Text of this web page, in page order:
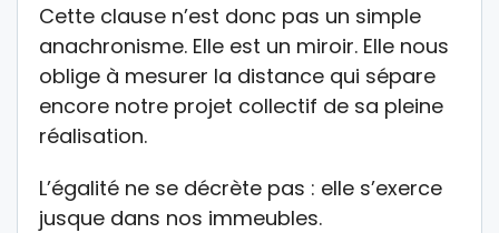
Cette clause n’est donc pas un simple
anachronisme. Elle est un miroir. Elle nous
oblige à mesurer la distance qui sépare
encore notre projet collectif de sa pleine
réalisation.
L’égalité ne se décrète pas : elle s’exerce
jusque dans nos immeubles.